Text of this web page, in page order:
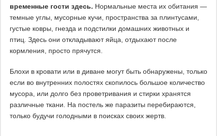
временные гости здесь. Нормальные места их обитания —
темные углы, мусорные кучи, пространства за плинтусами,
густые ковры, гнезда и подстилки домашних животных и
птиц. Здесь они откладывают яйца, отдыхают после
кормления, просто прячутся.
Блохи в кровати или в диване могут быть обнаружены, только
если во внутренних полостях скопилось большое количество
мусора, или долго без проветривания и стирки хранятся
различные ткани. На постель же паразиты перебираются,
только будучи голодными в поисках своих жертв.